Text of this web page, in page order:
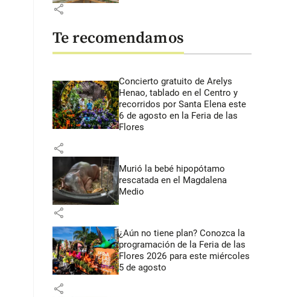
share
Te recomendamos
Concierto gratuito de Arelys
Henao, tablado en el Centro y
recorridos por Santa Elena este
6 de agosto en la Feria de las
Flores
share
Murió la bebé hipopótamo
rescatada en el Magdalena
Medio
share
¿Aún no tiene plan? Conozca la
programación de la Feria de las
Flores 2026 para este miércoles
5 de agosto
share